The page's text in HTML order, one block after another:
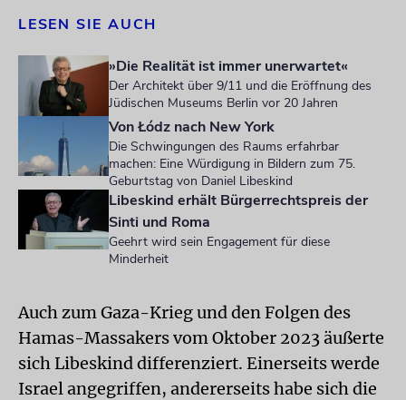
LESEN SIE AUCH
»Die Realität ist immer unerwartet«
Der Architekt über 9/11 und die Eröffnung des
Jüdischen Museums Berlin vor 20 Jahren
Von Łódz nach New York
Die Schwingungen des Raums erfahrbar
machen: Eine Würdigung in Bildern zum 75.
Geburtstag von Daniel Libeskind
Libeskind erhält Bürgerrechtspreis der
Sinti und Roma
Geehrt wird sein Engagement für diese
Minderheit
Auch zum Gaza-Krieg und den Folgen des
Hamas-Massakers vom Oktober 2023 äußerte
sich Libeskind differenziert. Einerseits werde
Israel angegriffen, andererseits habe sich die